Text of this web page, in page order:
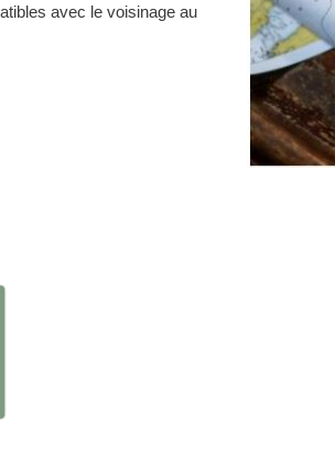
avec le voisinage au